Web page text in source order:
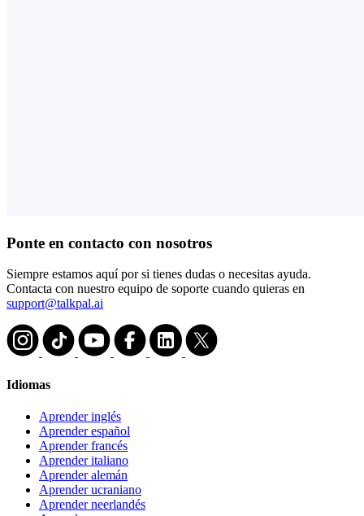
Ponte en contacto con nosotros
Siempre estamos aquí por si tienes dudas o necesitas ayuda.
Contacta con nuestro equipo de soporte cuando quieras en
support@talkpal.ai
Idiomas
Aprender inglés
Aprender español
Aprender francés
Aprender italiano
Aprender alemán
Aprender ucraniano
Aprender neerlandés